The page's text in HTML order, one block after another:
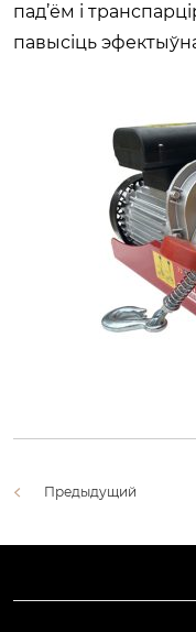
пад’ём і
павысіць
Предыдущий